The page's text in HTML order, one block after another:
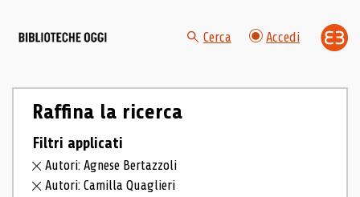
Cerca Accedi
Raffina la ricerca
Filtri applicati
Autori: Agnese Bertazzoli
Autori: Camilla Quaglieri